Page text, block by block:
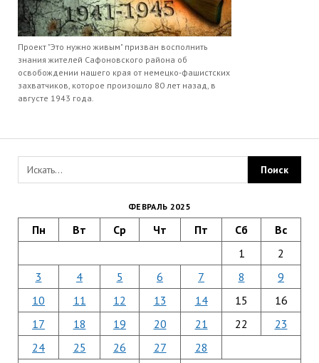
Проект "Это нужно живым" призван восполнить
знания жителей Сафоновского района об
освобождении нашего края от немецко-фашистских
захватчиков, которое произошло 80 лет назад, в
августе 1943 года.
ФЕВРАЛЬ 2025
Пн Вт Ср Чт Пт Сб Вс
1
2
3
4 5 6 7 8
9
10
11 12 13 14 15
16
17
18 19 20 21 22
23
24
25 26 27 28